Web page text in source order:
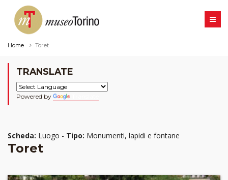
Home Toret
TRANSLATE
Powered by
Scheda: Luogo - Tipo: Monumenti, lapidi e fontane
Toret